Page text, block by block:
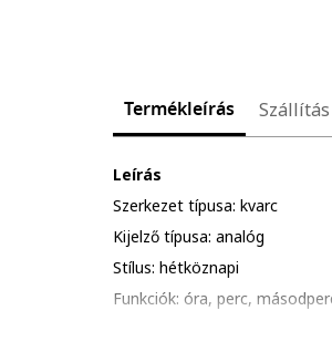
Termékleírás
Leírás
Szerkezet típusa: kvarc
Kijelző típusa: analóg
Stílus: hétköznapi
Funkciók: óra, perc,